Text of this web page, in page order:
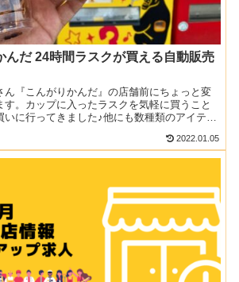
んだ 24時間ラスクが買える自動販売
ん『こんがりかんだ』の店舗前にちょっと変
。カップに入ったラスクを気軽に買うこと
いに行ってきました♪他にも数種類のアイテム
2022.01.05